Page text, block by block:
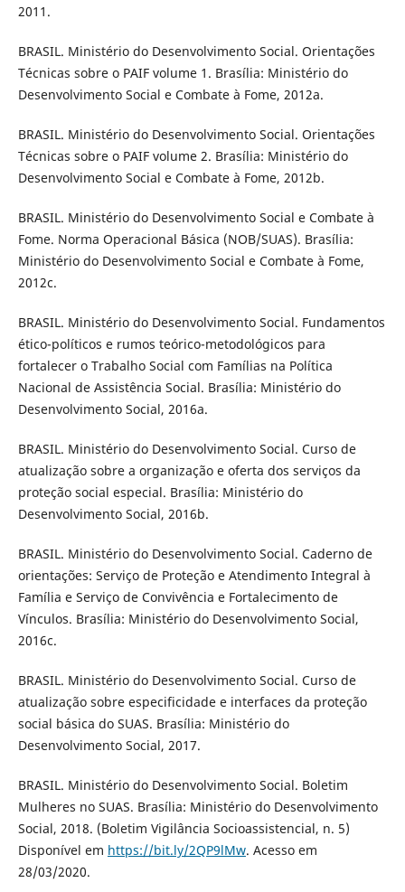
2011.
BRASIL. Ministério do Desenvolvimento Social. Orientações
Técnicas sobre o PAIF volume 1. Brasília: Ministério do
Desenvolvimento Social e Combate à Fome, 2012a.
BRASIL. Ministério do Desenvolvimento Social. Orientações
Técnicas sobre o PAIF volume 2. Brasília: Ministério do
Desenvolvimento Social e Combate à Fome, 2012b.
BRASIL. Ministério do Desenvolvimento Social e Combate à
Fome. Norma Operacional Básica (NOB/SUAS). Brasília:
Ministério do Desenvolvimento Social e Combate à Fome,
2012c.
BRASIL. Ministério do Desenvolvimento Social. Fundamentos
ético-políticos e rumos teórico-metodológicos para
fortalecer o Trabalho Social com Famílias na Política
Nacional de Assistência Social. Brasília: Ministério do
Desenvolvimento Social, 2016a.
BRASIL. Ministério do Desenvolvimento Social. Curso de
atualização sobre a organização e oferta dos serviços da
proteção social especial. Brasília: Ministério do
Desenvolvimento Social, 2016b.
BRASIL. Ministério do Desenvolvimento Social. Caderno de
orientações: Serviço de Proteção e Atendimento Integral à
Família e Serviço de Convivência e Fortalecimento de
Vínculos. Brasília: Ministério do Desenvolvimento Social,
2016c.
BRASIL. Ministério do Desenvolvimento Social. Curso de
atualização sobre especificidade e interfaces da proteção
social básica do SUAS. Brasília: Ministério do
Desenvolvimento Social, 2017.
BRASIL. Ministério do Desenvolvimento Social. Boletim
Mulheres no SUAS. Brasília: Ministério do Desenvolvimento
Social, 2018. (Boletim Vigilância Socioassistencial, n. 5)
Disponível em https://bit.ly/2QP9lMw. Acesso em
28/03/2020.